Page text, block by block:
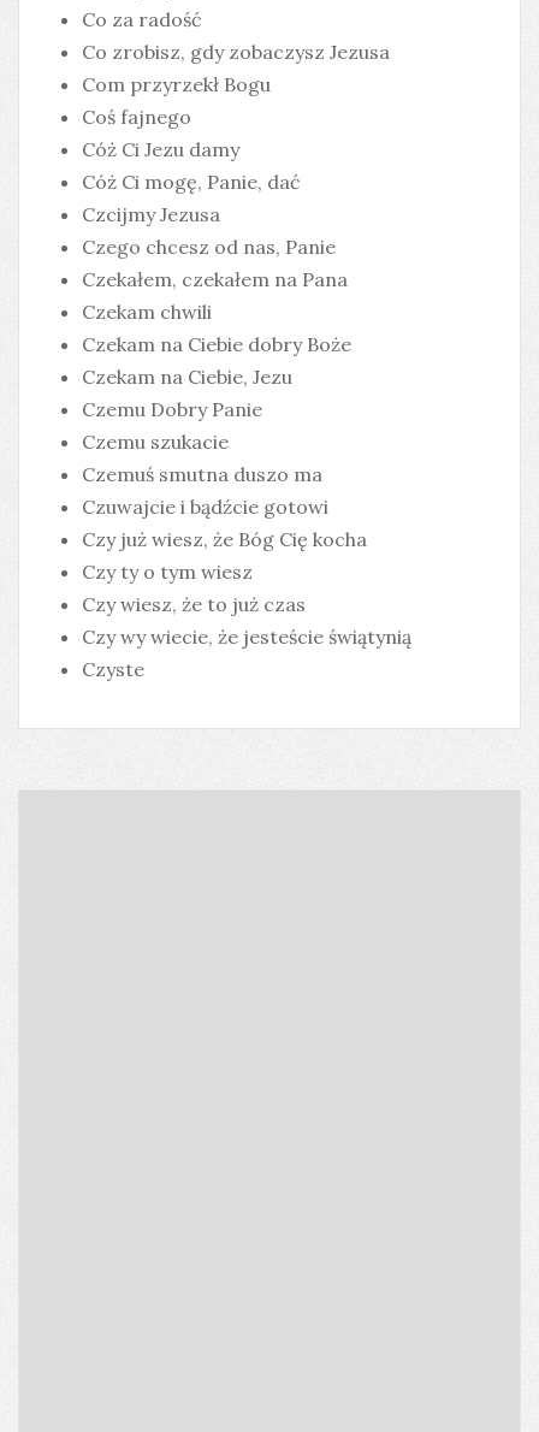
Co za radość
Co zrobisz, gdy zobaczysz Jezusa
Com przyrzekł Bogu
Coś fajnego
Cóż Ci Jezu damy
Cóż Ci mogę, Panie, dać
Czcijmy Jezusa
Czego chcesz od nas, Panie
Czekałem, czekałem na Pana
Czekam chwili
Czekam na Ciebie dobry Boże
Czekam na Ciebie, Jezu
Czemu Dobry Panie
Czemu szukacie
Czemuś smutna duszo ma
Czuwajcie i bądźcie gotowi
Czy już wiesz, że Bóg Cię kocha
Czy ty o tym wiesz
Czy wiesz, że to już czas
Czy wy wiecie, że jesteście świątynią
Czyste